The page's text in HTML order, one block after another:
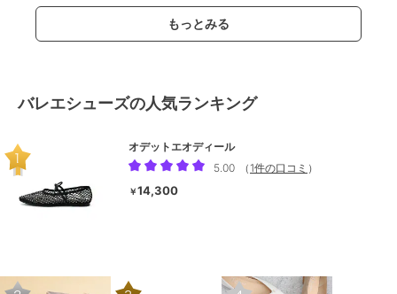
もっとみる
バレエシューズの人気ランキング
オデットエオディール
5.00
（ 1件の口コミ ）
￥14,300